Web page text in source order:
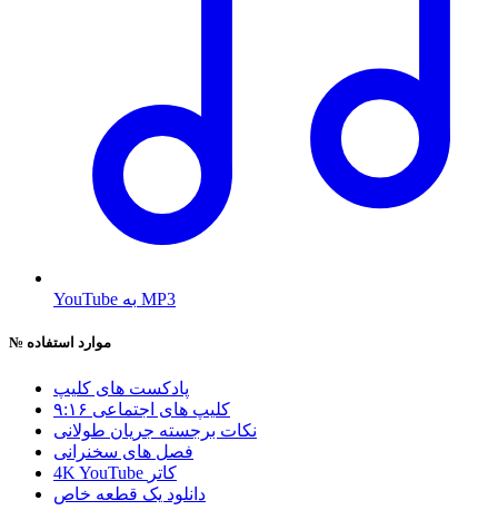
YouTube به MP3
№ موارد استفاده
پادکست های کلیپ
۹:۱۶ کلیپ های اجتماعی
نکات برجسته جریان طولانی
فصل های سخنرانی
4K YouTube کاتر
دانلود یک قطعه خاص